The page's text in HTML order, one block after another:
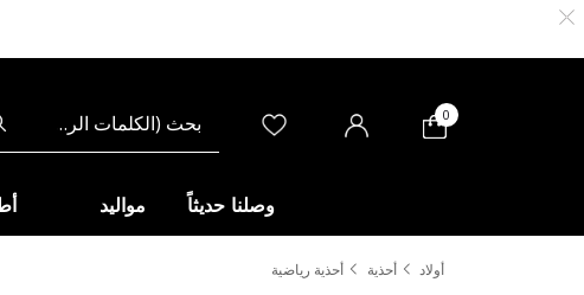
0
وصلنا حديثاً مواليد
أولاد أحذية
أحذية رياضية